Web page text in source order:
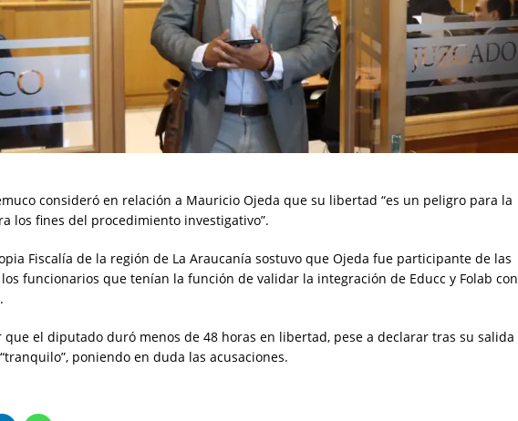
consideró en relación a Mauricio Ojeda que su libertad “es un peligro para la
los fines del procedimiento investigativo”.
Fiscalía de la región de La Araucanía sostuvo que Ojeda fue participante de las
funcionarios que tenían la función de validar la integración de Educc y Folab con
que el diputado duró menos de 48 horas en libertad, pese a declarar tras su salida
poniendo en duda las acusaciones.